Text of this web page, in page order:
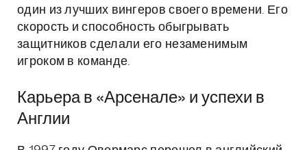
один из лучших вингеров своего времени. Его
скорость и способность обыгрывать
защитников сделали его незаменимым
игроком в команде.
Карьера в «Арсенале» и успехи в
Англии